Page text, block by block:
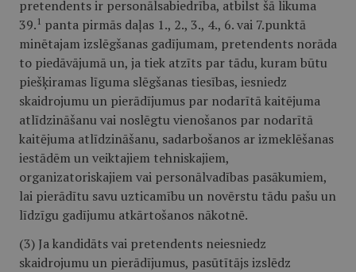
pretendents ir personālsabiedrība, atbilst šā likuma
39. 1 panta pirmās daļas 1., 2., 3., 4., 6. vai 7.punktā
minētajam izslēgšanas gadījumam, pretendents norāda
to piedāvājumā un, ja tiek atzīts par tādu, kuram būtu
piešķiramas līguma slēgšanas tiesības, iesniedz
skaidrojumu un pierādījumus par nodarītā kaitējuma
atlīdzināšanu vai noslēgtu vienošanos par nodarītā
kaitējuma atlīdzināšanu, sadarbošanos ar izmeklēšanas
iestādēm un veiktajiem tehniskajiem,
organizatoriskajiem vai personālvadības pasākumiem,
lai pierādītu savu uzticamību un novērstu tādu pašu un
līdzīgu gadījumu atkārtošanos nākotnē.
(3) Ja kandidāts vai pretendents neiesniedz
skaidrojumu un pierādījumus, pasūtītājs izslēdz